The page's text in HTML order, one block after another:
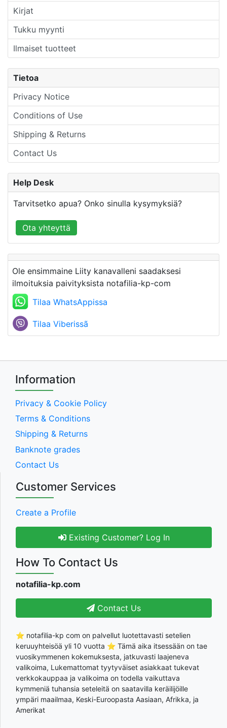
Kirjat
Tukku myynti
Ilmaiset tuotteet
Tietoa
Privacy Notice
Conditions of Use
Shipping & Returns
Contact Us
Help Desk
Tarvitsetko apua? Onko sinulla kysymyksiä?
Ota yhteyttä
Ole ensimmaine Liity kanavalleni saadaksesi
ilmoituksia paivityksista notafilia-kp-com
Tilaa WhatsAppissa
Tilaa Viberissã
Information
Privacy & Cookie Policy
Terms & Conditions
Shipping & Returns
Banknote grades
Contact Us
Customer Services
Create a Profile
Existing Customer? Log In
How To Contact Us
notafilia-kp.com
Contact Us
⭐ notafilia-kp com on palvellut luotettavasti setelien
keruuyhteisöä yli 10 vuotta ⭐ Tämä aika itsessään on tae
vuosikymmenen kokemuksesta, jatkuvasti laajeneva
valikoima, Lukemattomat tyytyväiset asiakkaat tukevat
verkkokauppaa ja valikoima on todella vaikuttava
kymmeniä tuhansia seteleitä on saatavilla keräilijöille
ympäri maailmaa, Keski-Euroopasta Aasiaan, Afrikka, ja
Amerikat